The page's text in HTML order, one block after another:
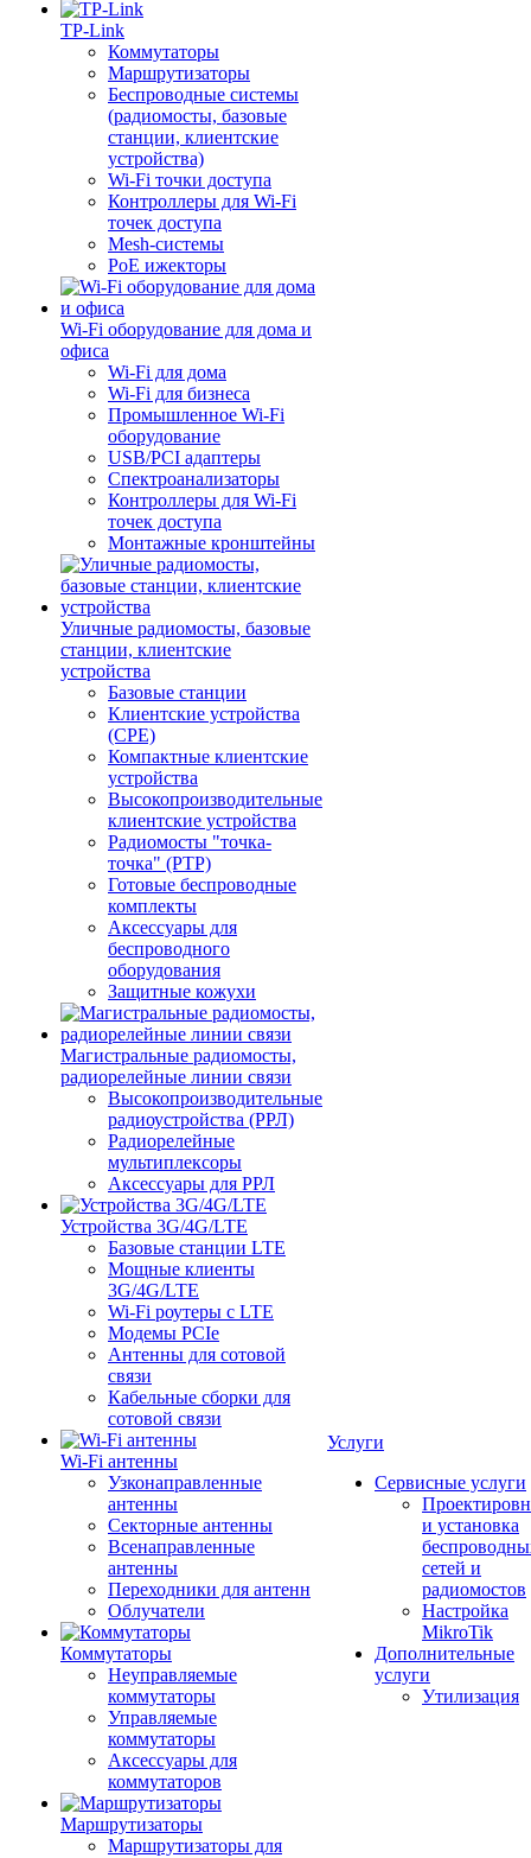
TP-Link
Коммутаторы
Маршрутизаторы
Беспроводные системы
(радиомосты, базовые
станции, клиентские
устройства)
Wi-Fi точки доступа
Контроллеры для Wi-Fi
точек доступа
Mesh-системы
PoE ижекторы
Wi-Fi оборудование для дома и
офиса
Wi-Fi для дома
Wi-Fi для бизнеса
Промышленное Wi-Fi
оборудование
USB/PCI адаптеры
Cпектроанализаторы
Контроллеры для Wi-Fi
точек доступа
Монтажные кронштейны
Уличные радиомосты, базовые
станции, клиентские
устройства
Базовые станции
Клиентские устройства
(CPE)
Компактные клиентские
устройства
Высокопроизводительные
клиентские устройства
Радиомосты "точка-
точка" (PTP)
Готовые беспроводные
комплекты
Аксессуары для
беспроводного
оборудования
Защитные кожухи
Магистральные радиомосты,
радиорелейные линии связи
Высокопроизводительные
радиоустройства (РРЛ)
Радиорелейные
мультиплексоры
Аксессуары для РРЛ
Устройства 3G/4G/LTE
Базовые станции LTE
Мощные клиенты
3G/4G/LTE
Wi-Fi роутеры с LTE
Модемы PCIe
Антенны для сотовой
связи
Кабельные сборки для
сотовой связи
Wi-Fi антенны
Узконаправленные
антенны
Секторные антенны
Всенаправленные
антенны
Переходники для антенн
Облучатели
Коммутаторы
Неуправляемые
коммутаторы
Управляемые
коммутаторы
Аксессуары для
коммутаторов
Маршрутизаторы
Маршрутизаторы для
Услуги
Сервисные услуги
и установка
сетей и
радиомостов
Настройка
MikroTik
Дополнительные
услуги
Утилизация